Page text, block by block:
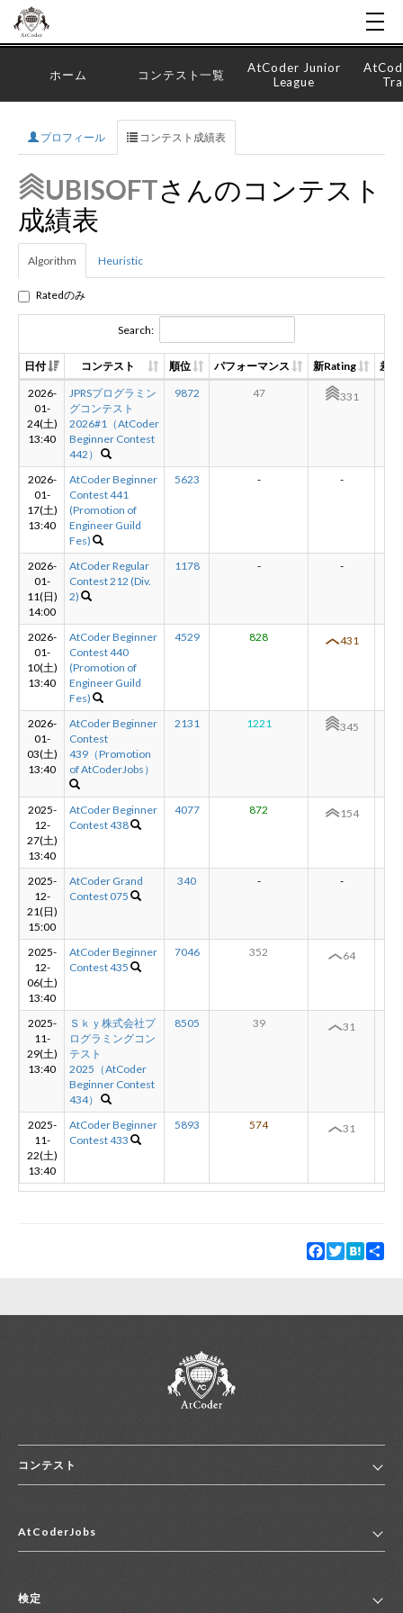
新規登録
ホーム コンテスト一覧
AtCoder Junior
League
プロフィール コンテスト成績表
UBISOFTさんのコンテスト
成績表
Algorithm Heuristic
Ratedのみ
Search:
日付 コンテスト 順位 パフォーマンス 新Rating
差分
2026-
01-
24(土)
13:40
JPRSプログラミン
グコンテスト
2026#1（AtCoder
Beginner Contest
442）
9872 47 331
2026-
01-
17(土)
13:40
AtCoder Beginner
Contest 441
(Promotion of
Engineer Guild
Fes)
5623 - -
2026-
01-
11(日)
14:00
AtCoder Regular
Contest 212 (Div.
2)
1178 - -
2026-
01-
10(土)
13:40
AtCoder Beginner
Contest 440
(Promotion of
Engineer Guild
Fes)
4529 828 431
2026-
01-
03(土)
13:40
AtCoder Beginner
Contest
439（Promotion
of AtCoderJobs）
2131 1221 345
2025-
12-
27(土)
13:40
AtCoder Beginner
Contest 438
4077 872 154
2025-
12-
21(日)
15:00
AtCoder Grand
Contest 075
340 - -
2025-
12-
06(土)
13:40
AtCoder Beginner
Contest 435
7046 352 64
2025-
11-
29(土)
13:40
Ｓｋｙ株式会社プ
ログラミングコン
テスト
2025（AtCoder
Beginner Contest
434）
8505 39 31
2025-
11-
22(土)
13:40
AtCoder Beginner
Contest 433
5893 574 31
Facebook
TwitterHatena
コンテスト
コンテスト一覧
便利リンク集
AtCoderJobs
2027年新卒採用求人一覧
検定